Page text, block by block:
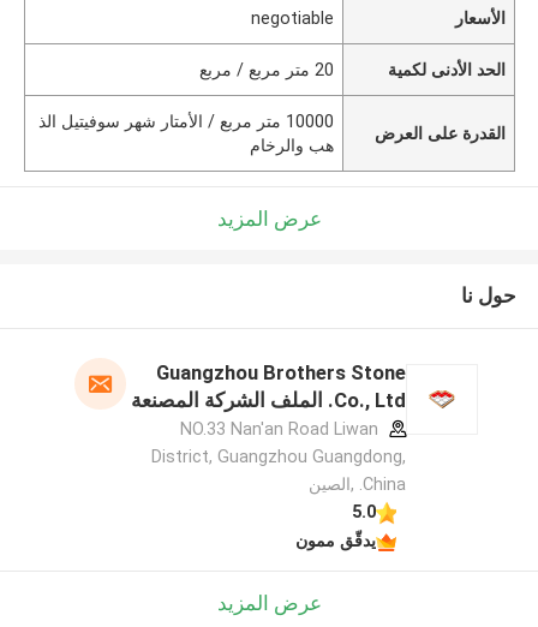
الأسعار negotiable
الحد الأدنى لكمية 20 متر مربع / مربع
القدرة على العرض
10000 متر مربع / الأمتار شهر سوفيتيل الذ
هب والرخام
عرض المزيد
حول نا
Guangzhou Brothers Stone
Co., Ltd. الملف الشركة المصنعة
NO.33 Nan'an Road Liwan
District, Guangzhou Guangdong,
China. ,الصين
5.0
يدقّق ممون
عرض المزيد